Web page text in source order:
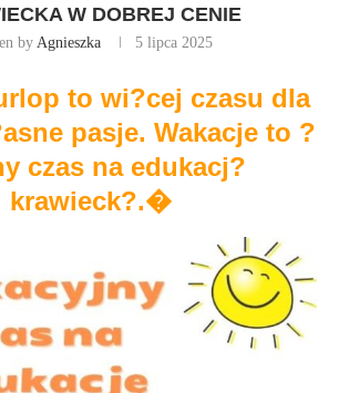
W DOBREJ CENIE
by Agnieszka 5 lipca 2025
to wi?cej czasu dla
pasje. Wakacje to ?
czas na edukacj?
krawieck?.�